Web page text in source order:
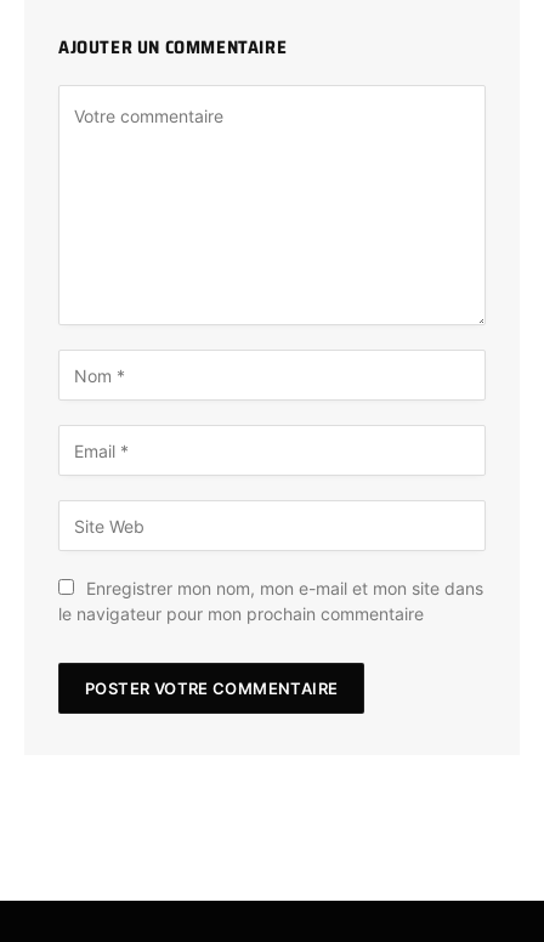
AJOUTER UN COMMENTAIRE
Enregistrer mon nom, mon e-mail et mon site dans
le navigateur pour mon prochain commentaire